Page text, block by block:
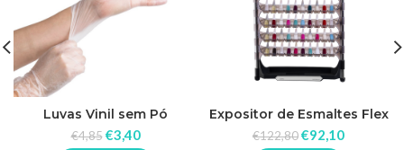
Luvas ​​Vinil sem Pó
€4,85 €3,40
Expositor de Esmaltes Flex
– 6 Prateleiras Dompel
€122,80€92,10